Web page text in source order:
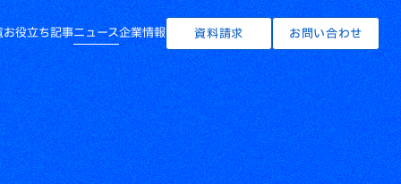
お役立ち記事ニュース企業情報 資料請求 お問い合わせ